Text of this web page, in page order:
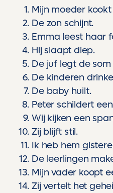
Mijn moeder
De zon schijnt.
Emma leest haar
Hij slaapt diep.
De juf legt de som
De kinderen
De baby huilt.
Peter schildert
Wij kijken een
Zij blijft stil.
Ik heb hem
De leerlingen
Mijn vader koopt
Zij vertelt het